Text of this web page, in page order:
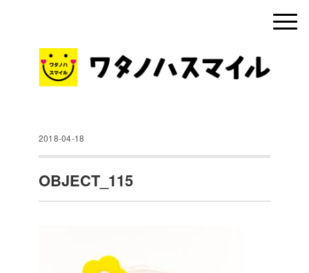
2018-04-18
OBJECT_115